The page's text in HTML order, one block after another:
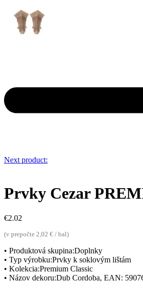
Next product:
Prvky Cezar
€2.02
(v prepočte 2,02 € / bal)
• Produktová skupina:Doplnky
• Typ výrobku:Prvky k soklovým lištám
• Kolekcia:Premium Classic
• Názov dekoru:Dub Cordoba, EAN: